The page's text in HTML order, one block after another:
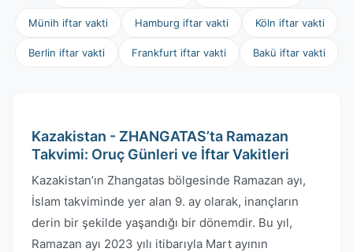
Münih iftar vakti Hamburg iftar vakti Köln iftar vakti
Berlin iftar vakti Frankfurt iftar vakti Bakü iftar vakti
Kazakistan - ZHANGATAS’ta Ramazan
Takvimi: Oruç Günleri ve İftar Vakitleri
Kazakistan’ın Zhangatas bölgesinde Ramazan ayı,
İslam takviminde yer alan 9. ay olarak, inançların
derin bir şekilde yaşandığı bir dönemdir. Bu yıl,
Ramazan ayı 2023 yılı itibarıyla Mart ayının